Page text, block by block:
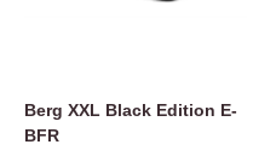
Berg XXL Black Edition E-
BFR